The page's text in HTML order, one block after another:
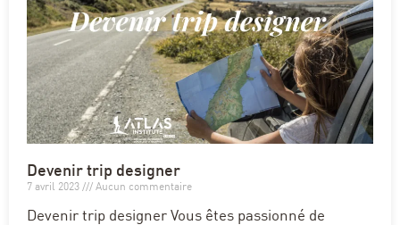
Devenir trip designer
7 avril 2023 Aucun commentaire
Devenir trip designer Vous êtes passionné de